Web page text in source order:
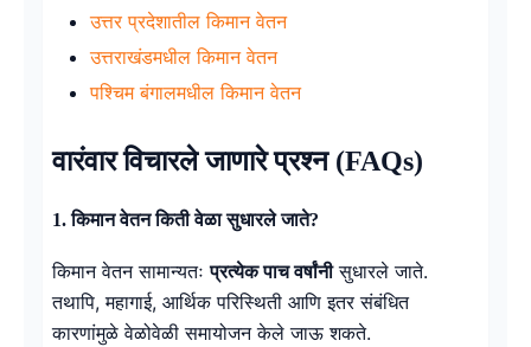
उत्तर प्रदेशातील किमान वेतन
उत्तराखंडमधील किमान वेतन
पश्चिम बंगालमधील किमान वेतन
वारंवार विचारले जाणारे प्रश्न (FAQs)
1. किमान वेतन किती वेळा सुधारले जाते?
किमान वेतन सामान्यतःप्रत्येक पाच वर्षांनीसुधारले जाते.
तथापि, महागाई, आर्थिक परिस्थिती आणि इतर संबंधित
कारणांमुळे वेळोवेळी समायोजन केले जाऊ शकते.